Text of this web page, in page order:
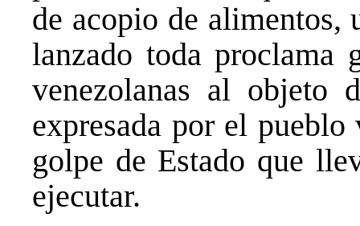
de acopio de alimentos,
lanzado toda proclama
venezolanas al objeto
expresada por el
golpe de Estado que
ejecutar.